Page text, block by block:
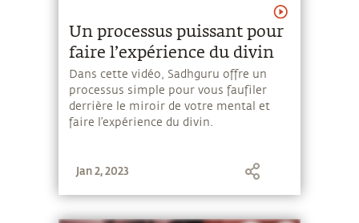
Un processus puissant pour
faire l’expérience du divin
Dans cette vidéo, Sadhguru offre un
processus simple pour vous faufiler
derrière le miroir de votre mental et
faire l’expérience du divin.
Jan 2, 2023